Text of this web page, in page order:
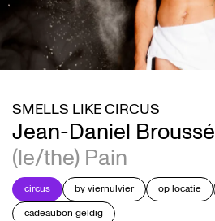
Jean-Daniel Broussé
(le/the) Pain
SMELLS LIKE CIRCUS
circus by viernulvier op locatie
cadeaubon geldig